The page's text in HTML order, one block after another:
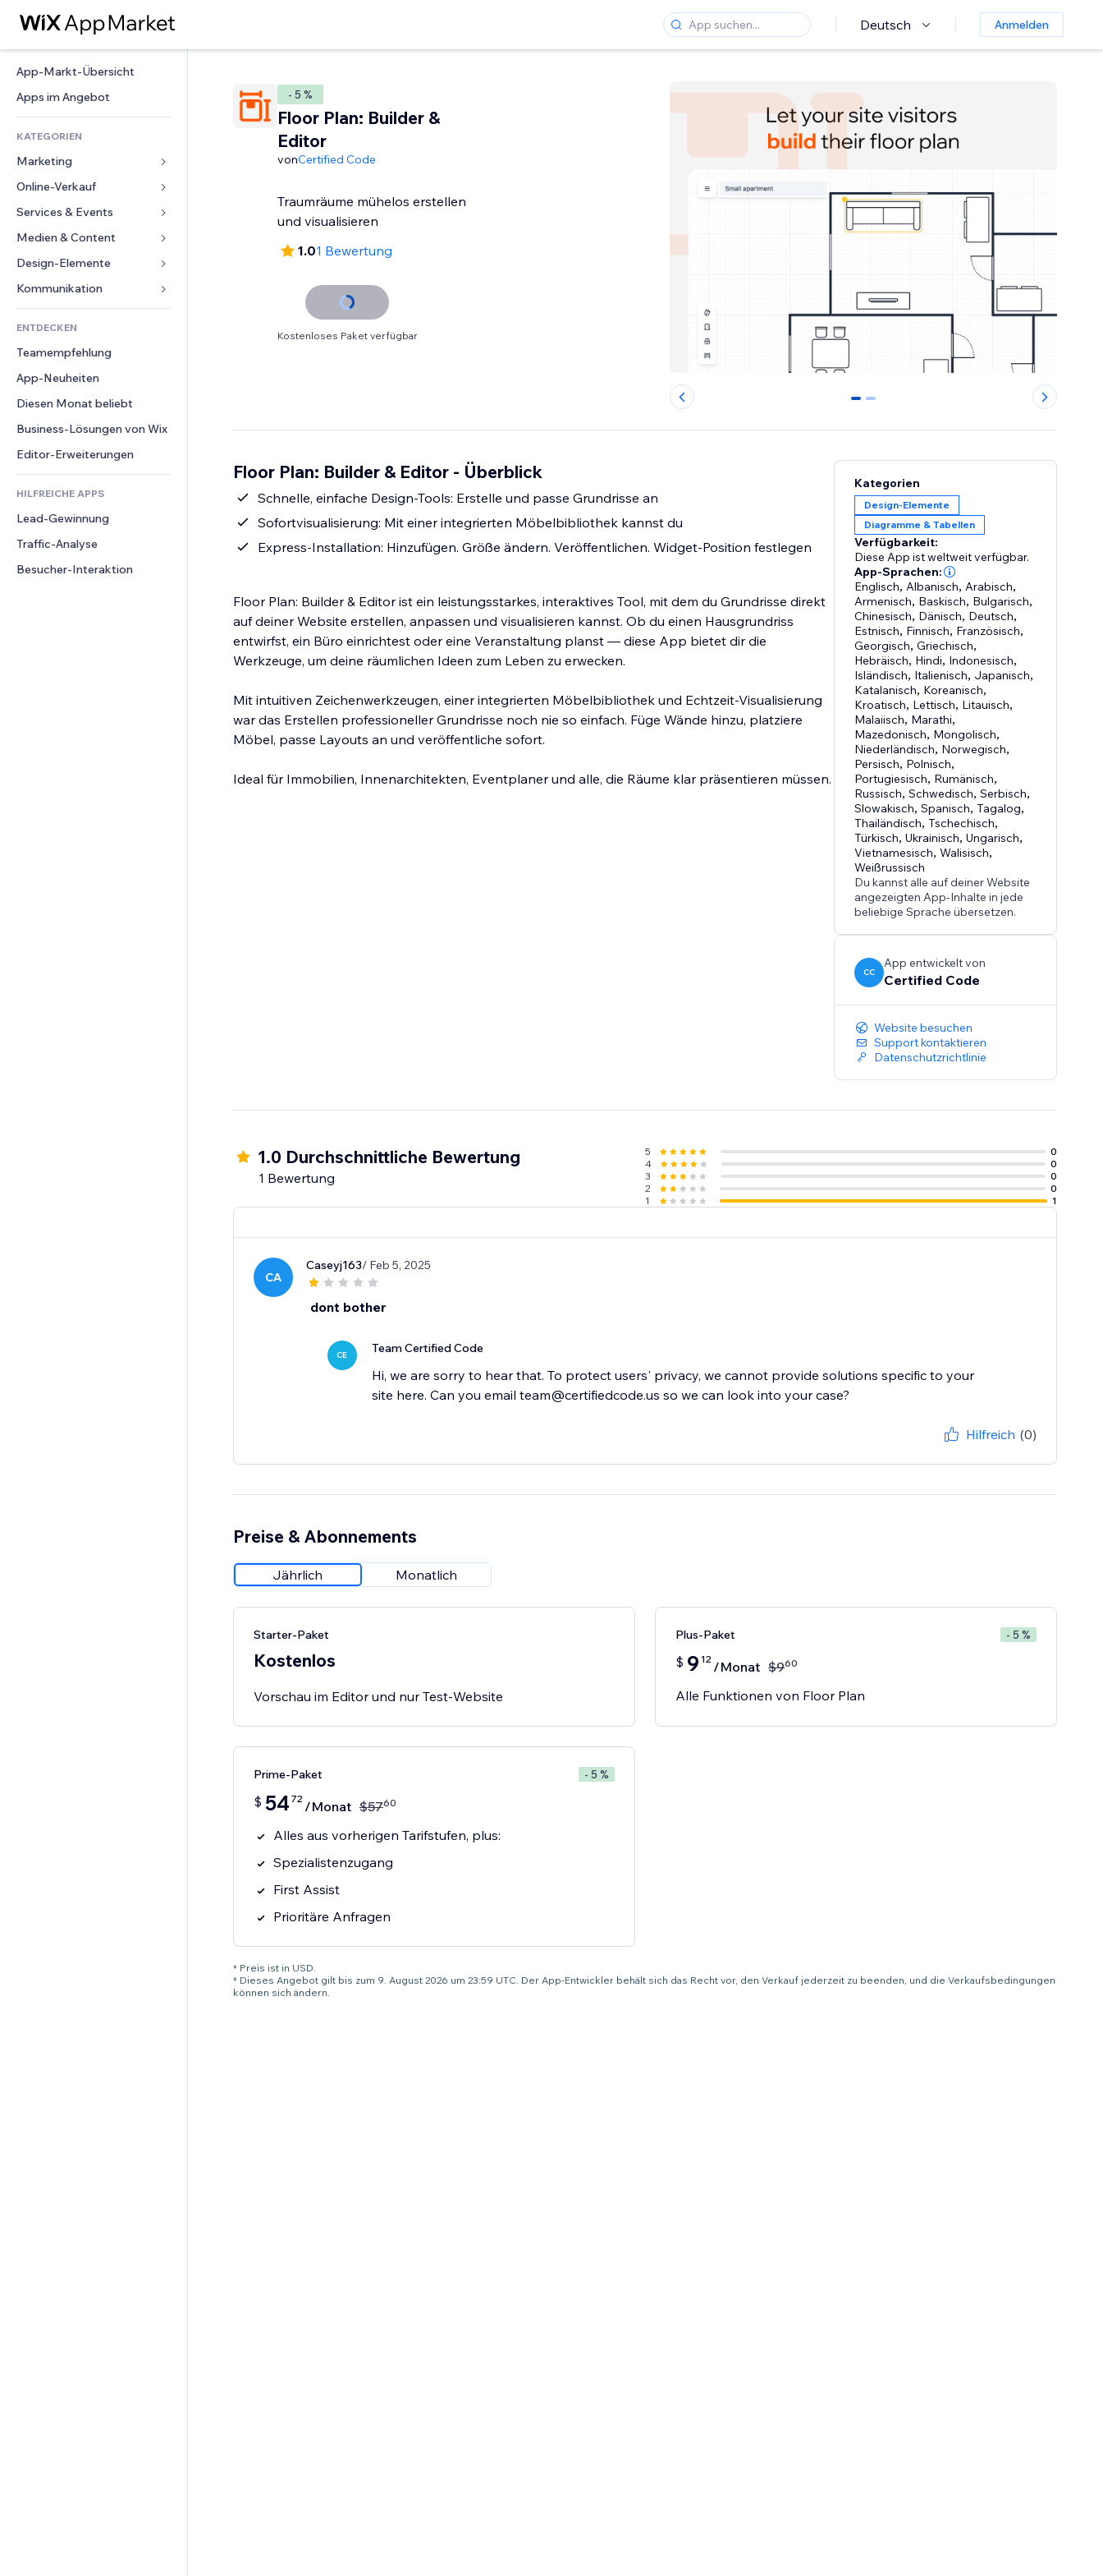
Deutsch Anmelden
App-Markt-Übersicht
Apps im Angebot
KATEGORIEN
Marketing
Anzeigen
Mobil
Statistiken
Website-Einträge
E-Mail
Online-Verkauf
Apps für Shops
Versand & Lieferung
Verkaufen-Buttons
Buchhaltung
Gutscheine & Treuebonus
Lagerlösungen
Speisen & Getränke
Services & Events
Hotels
Events
Restaurants
Immobilien
Buchungen
Medien & Content
Galerie
Musik
Podcasts
Fotografie
Video
PDF
Dateifreigabe
News
Design-Elemente
Karten & Navigation
Datenschutz & Sicherheit
Uhr
Seiten-Vorlagen
Bildeffekte
Buttons & Menüs
Banner & Abzeichen
Taschenrechner
Suche
Wetter
Diagramme & Tabellen
Formulare
Umfragen
Chat
Kommentare
Telefon
Community
Bewertungen und Feedback
CRM
ENTDECKEN
Teamempfehlung
App-Neuheiten
Diesen Monat beliebt
Business-Lösungen von Wix
Editor-Erweiterungen
HILFREICHE APPS
Lead-Gewinnung
Traffic-Analyse
Besucher-Interaktion
- 5 %
Floor Plan: Builder &
Editor
vonCertified Code
Traumräume mühelos erstellen
und visualisieren
1.01 Bewertung
Kostenloses Paket verfügbar
0 1
Floor Plan: Builder & Editor - Überblick
Schnelle, einfache Design-Tools: Erstelle und passe Grundrisse an
Sofortvisualisierung: Mit einer integrierten Möbelbibliothek kannst du
Express-Installation: Hinzufügen. Größe ändern. Veröffentlichen. Widget-Position festlegen
Floor Plan: Builder & Editor ist ein leistungsstarkes, interaktives Tool, mit dem du Grundrisse direkt
auf deiner Website erstellen, anpassen und visualisieren kannst. Ob du einen Hausgrundriss
entwirfst, ein Büro einrichtest oder eine Veranstaltung planst — diese App bietet dir die
Werkzeuge, um deine räumlichen Ideen zum Leben zu erwecken.
Mit intuitiven Zeichenwerkzeugen, einer integrierten Möbelbibliothek und Echtzeit-Visualisierung
war das Erstellen professioneller Grundrisse noch nie so einfach. Füge Wände hinzu, platziere
Möbel, passe Layouts an und veröffentliche sofort.
Ideal für Immobilien, Innenarchitekten, Eventplaner und alle, die Räume klar präsentieren müssen.
Kategorien
Design-Elemente
Diagramme & Tabellen
Verfügbarkeit:
Diese App ist weltweit verfügbar.
App-Sprachen:
Englisch, Albanisch, Arabisch,
Armenisch, Baskisch, Bulgarisch,
Chinesisch, Dänisch, Deutsch,
Estnisch, Finnisch, Französisch,
Georgisch,Griechisch,
Hebräisch, Hindi, Indonesisch,
Isländisch, Italienisch, Japanisch,
Katalanisch, Koreanisch,
Kroatisch, Lettisch, Litauisch,
Malaiisch, Marathi,
Mazedonisch, Mongolisch,
Niederländisch, Norwegisch,
Persisch, Polnisch,
Portugiesisch, Rumänisch,
Russisch,Schwedisch,Serbisch,
Slowakisch,Spanisch,Tagalog,
Thailändisch,Tschechisch,
Türkisch,Ukrainisch,Ungarisch,
Vietnamesisch,Walisisch,
Weißrussisch
Du kannst alle auf deiner Website
angezeigten App-Inhalte in jede
beliebige Sprache übersetzen.
CC
App entwickelt von
Certified Code
Website besuchen
Support kontaktieren
Datenschutzrichtlinie
1.0 Durchschnittliche Bewertung
1 Bewertung
5
0
4
0
3
0
2
0
1
1
CA
Caseyj163/ Feb 5, 2025
dont bother
CE Team Certified Code
Hi, we are sorry to hear that. To protect users' privacy, we cannot provide solutions specific to your
site here. Can you email team@certifiedcode.us so we can look into your case?
Hilfreich (0)
Preise & Abonnements
Jährlich Monatlich
Starter-Paket
Kostenlos
Vorschau im Editor und nur Test-Website
Plus-Paket - 5 %
$ 9 12 /Monat $960
Alle Funktionen von Floor Plan
Prime-Paket - 5 %
$ 54 72 /Monat $5760
Alles aus vorherigen Tarifstufen, plus:
Spezialistenzugang
First Assist
Prioritäre Anfragen
* Preis ist in USD.
* Dieses Angebot gilt bis zum 9. August 2026 um 23:59 UTC. Der App-Entwickler behält sich das Recht vor, den Verkauf jederzeit zu beenden, und die Verkaufsbedingungen
können sich ändern.